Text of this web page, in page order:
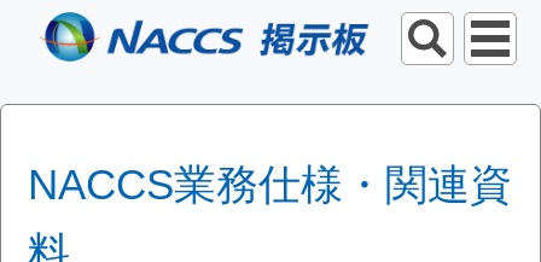
NACCS業務仕様・関連資
料